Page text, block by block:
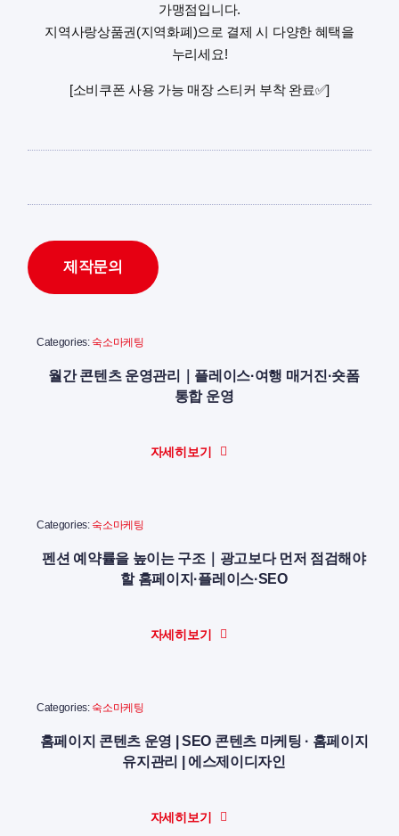
가맹점입니다.
지역사랑상품권(지역화폐)으로 결제 시 다양한 혜택을
누리세요!
[소비쿠폰 사용 가능 매장 스티커 부착 완료✅]
제작문의
Categories: 숙소마케팅
월간 콘텐츠 운영관리｜플레이스·여행 매거진·숏폼
통합 운영
자세히보기
Categories: 숙소마케팅
펜션 예약률을 높이는 구조｜광고보다 먼저 점검해야
할 홈페이지·플레이스·SEO
자세히보기
Categories: 숙소마케팅
홈페이지 콘텐츠 운영 | SEO 콘텐츠 마케팅 · 홈페이지
유지관리 | 에스제이디자인
자세히보기